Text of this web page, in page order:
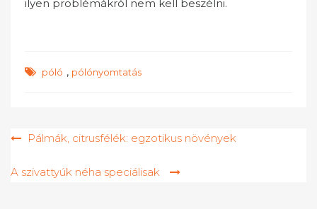
ilyen problémákról nem kell beszélni.
póló , pólónyomtatás
Bejegyzés
Pálmák, citrusfélék: egzotikus növények
A szivattyúk néha speciálisak